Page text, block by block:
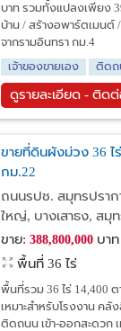
บาท รวมทั้งแปลงเพียง
บ้าน / สร้างอพาร์ตเมนต์
จากรามอินทรา กม.4
เจ้าของขายเอง
ติดถ
ดูรายละเอียด - ติด
ขายที่ดินผังม่วง 36 ไ
กม.22
ถนนรปช. สมุทรปราก
ใหญ่, บางเสาธง, สมุ
ขาย: 388,800,000บาท
พื้นที่ 36 ไร่
พื้นที่รวม 36 ไร่ 14,400
เหมาะสำหรับโรงงาน คลั
ติดถนน เข้า-ออกสะดวก